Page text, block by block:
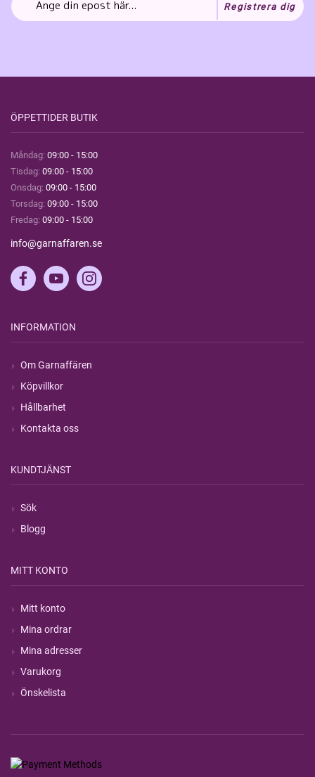
Registrera dig
ÖPPETTIDER BUTIK
Måndag: 09:00 - 15:00
Tisdag: 09:00 - 15:00
Onsdag: 09:00 - 15:00
Torsdag: 09:00 - 15:00
Fredag: 09:00 - 15:00
info@garnaffaren.se
INFORMATION
Om Garnaffären
Köpvillkor
Hållbarhet
Kontakta oss
KUNDTJÄNST
Sök
Blogg
MITT KONTO
Mitt konto
Mina ordrar
Mina adresser
Varukorg
Önskelista